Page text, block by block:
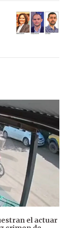
el actuar